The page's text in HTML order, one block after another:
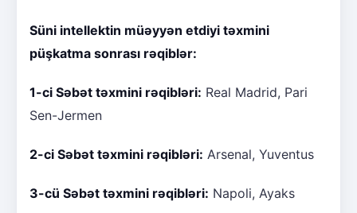
Süni intellektin müəyyən etdiyi təxmini
püşkatma sonrası rəqiblər:
1-ci Səbət təxmini rəqibləri: Real Madrid, Pari
Sen-Jermen
2-ci Səbət təxmini rəqibləri: Arsenal, Yuventus
3-cü Səbət təxmini rəqibləri: Napoli, Ayaks